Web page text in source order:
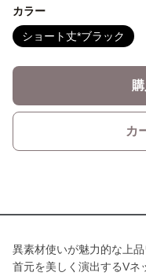
カラー
ショート丈*ブラック
カ
異素材使いが魅力的な上品
首元を美しく演出するVネ